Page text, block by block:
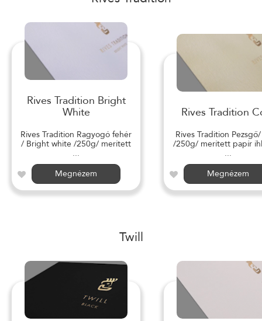
Rives Tradition Bright
White
Rives Tradition Ragyogó fehér
/ Bright white /250g/ merített
...
Megnézem
Rives Tradition
Rives Tradition
/250g/ merített papír
...
Megnézem
Twill